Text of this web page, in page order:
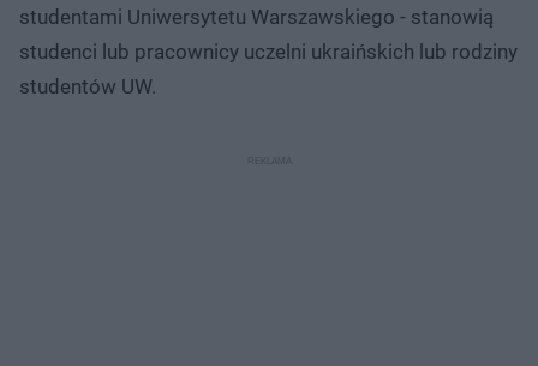
studentami Uniwersytetu Warszawskiego - stanowią
studenci lub pracownicy uczelni ukraińskich lub rodziny
studentów UW.